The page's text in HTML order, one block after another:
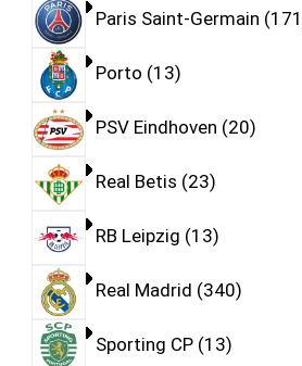
Paris Saint-Germain 171
Porto 13
PSV Eindhoven 20
Real Betis 23
RB Leipzig 13
Real Madrid 340
Sporting CP 13